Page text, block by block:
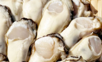
特選 牡蠣三昧！【瞬間冷凍